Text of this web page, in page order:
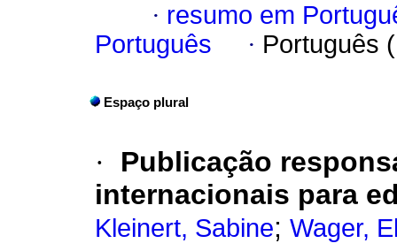
· resumo em
Português
· Português
Espaço plural
·
Publicação
internacionais para
Kleinert, Sabine; Wager,